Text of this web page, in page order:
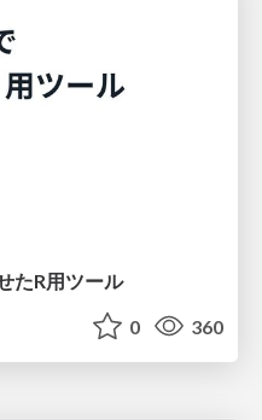
たR用ツール
0 360